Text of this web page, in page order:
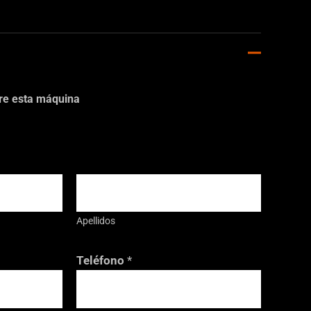
esta máquina
Apellidos
Teléfono *